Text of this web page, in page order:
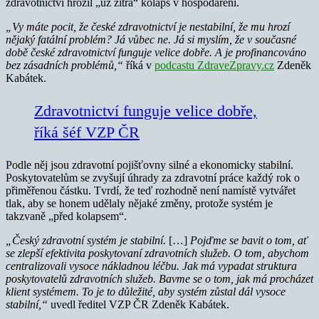
zdravotnictví hrozil „už zítra“ kolaps v hospodaření.
„Vy máte pocit, že české zdravotnictví je nestabilní, že mu hrozí
nějaký fatální problém? Já vůbec ne. Já si myslím, že v současné
době české zdravotnictví funguje velice dobře. A je profinancováno
bez zásadních problémů,“ říká v podcastu ZdraveZpravy.cz Zdeněk
Kabátek.
Zdravotnictví funguje velice dobře,
říká šéf VZP ČR
Podle něj jsou zdravotní pojišťovny silné a ekonomicky stabilní.
Poskytovatelům se zvyšují úhrady za zdravotní práce každý rok o
přiměřenou částku. Tvrdí, že teď rozhodně není namístě vytvářet
tlak, aby se honem udělaly nějaké změny, protože systém je
takzvaně „před kolapsem“.
„Český zdravotní systém je stabilní. […] Pojďme se bavit o tom, ať
se zlepší efektivita poskytovaní zdravotních služeb. O tom, abychom
centralizovali vysoce nákladnou léčbu. Jak má vypadat struktura
poskytovatelů zdravotních služeb. Bavme se o tom, jak má procházet
klient systémem. To je to důležité, aby systém zůstal dál vysoce
stabilní,“ uvedl ředitel VZP ČR Zdeněk Kabátek.